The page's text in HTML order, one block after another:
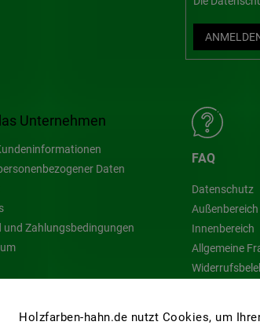
Holzfarben-hahn.de nutzt Cookies, um
Unternehmen
Daten
und Zahlungsbedingungen
FAQ
Datenschutz
Außenbereich
Innenbereich
Allgemeine